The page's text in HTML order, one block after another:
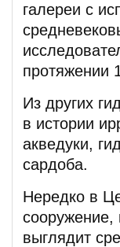
галереи с
протяжении
Из других
в истории
акведуки,
сардоба.
Нередко в
сооружение,
выглядит